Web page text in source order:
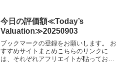
ので無しかな？？）（投資信託の評価...
今日の評価額≪Today’s
Valuation≫20250903
ブックマークの登録をお願いします。 お
すすめサイトまとめこちらのリンクに
は、それぞれアフリエイトが貼っており